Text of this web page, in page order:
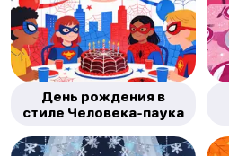
День рождения в
стиле Человека-паука